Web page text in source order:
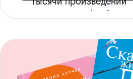
с доступом офлайн